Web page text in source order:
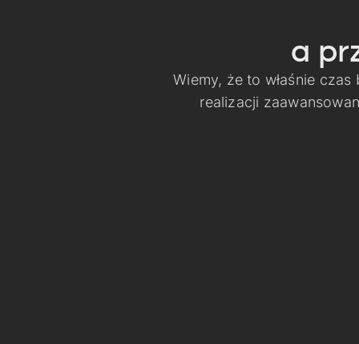
a
Wiemy, że to właśnie
realizacji